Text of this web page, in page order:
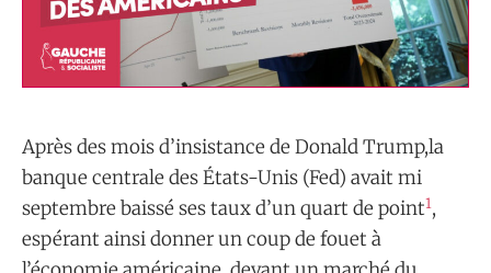
Après des mois d’insistance de Donald Trump,la
banque centrale des États-Unis (Fed) avait mi
septembre baissé ses taux d’un quart de point1,
espérant ainsi donner un coup de fouet à